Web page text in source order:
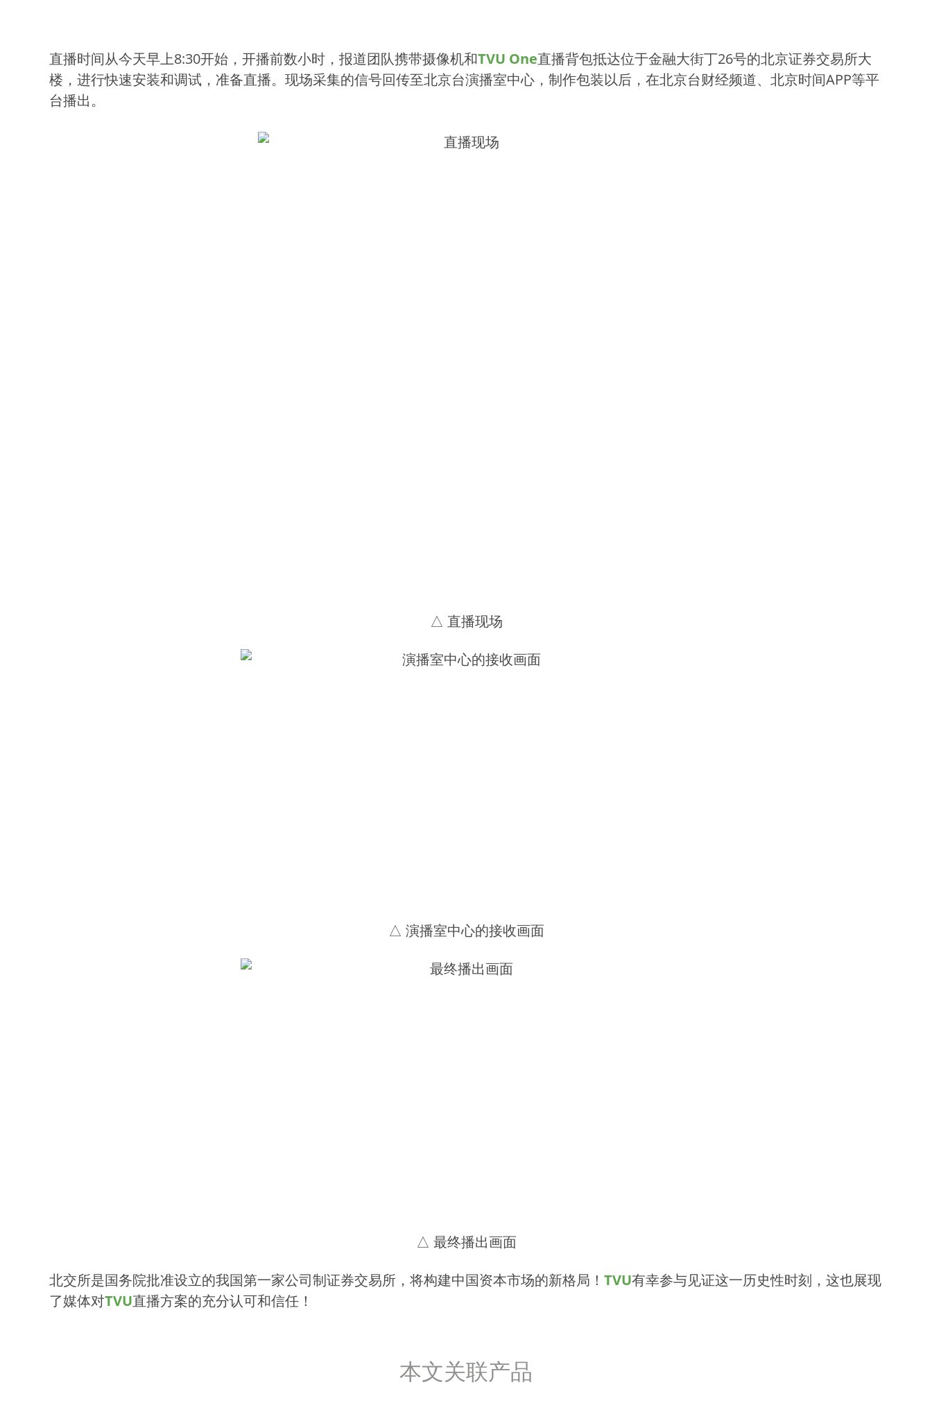
直播时间从今天早上8:30开始，开播前数小时，报道团队携带摄像机和TVU One直播背包抵达位于金融大街丁26号的北京证券交易所大
楼，进行快速安装和调试，准备直播。现场采集的信号回传至北京台演播室中心，制作包装以后，在北京台财经频道、北京时间APP等平
台播出。
△ 直播现场
△ 演播室中心的接收画面
△ 最终播出画面
北交所是国务院批准设立的我国第一家公司制证券交易所，将构建中国资本市场的新格局！ TVU有幸参与见证这一历史性时刻，这也展现
了媒体对TVU直播方案的充分认可和信任！
本文关联产品